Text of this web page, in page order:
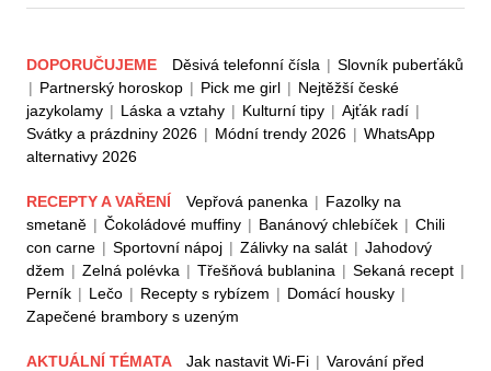
DOPORUČUJEME Děsivá telefonní čísla | Slovník puberťáků
| Partnerský horoskop | Pick me girl | Nejtěžší české
jazykolamy | Láska a vztahy | Kulturní tipy | Ajťák radí |
Svátky a prázdniny 2026 | Módní trendy 2026 | WhatsApp
alternativy 2026
RECEPTY A VAŘENÍ Vepřová panenka | Fazolky na
smetaně | Čokoládové muffiny | Banánový chlebíček | Chili
con carne | Sportovní nápoj | Zálivky na salát | Jahodový
džem | Zelná polévka | Třešňová bublanina | Sekaná recept |
Perník | Lečo | Recepty s rybízem | Domácí housky |
Zapečené brambory s uzeným
AKTUÁLNÍ TÉMATA Jak nastavit Wi-Fi | Varování před